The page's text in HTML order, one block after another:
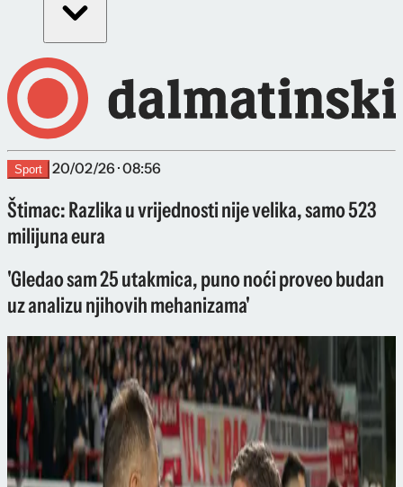
Sport 20/02/26 · 08:56
Štimac: Razlika u vrijednosti nije velika, samo 523
milijuna eura
'Gledao sam 25 utakmica, puno noći proveo budan
uz analizu njihovih mehanizama'